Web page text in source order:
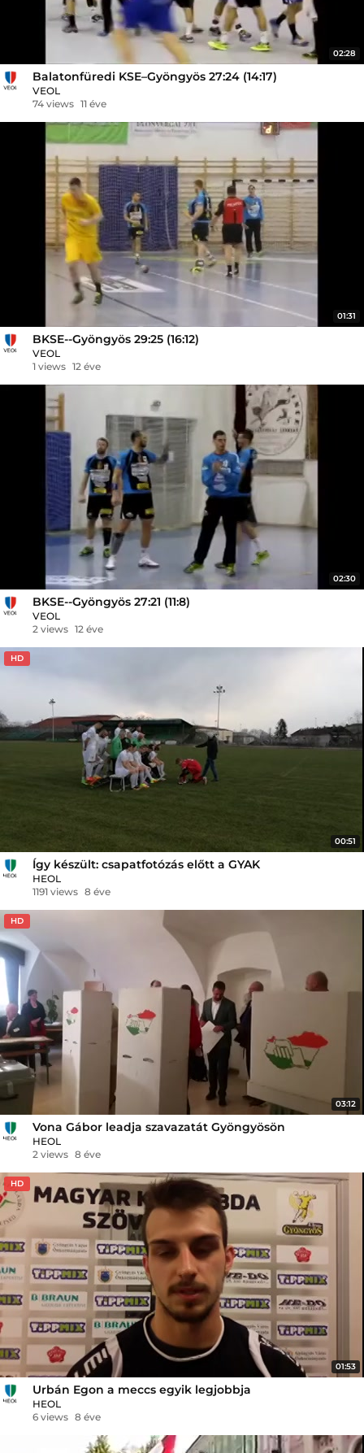
02:28
Balatonfüredi KSE–Gyöngyös 27:24 (14:17)
VEOL
74 views 11 éve
01:31
BKSE--Gyöngyös 29:25 (16:12)
VEOL
1 views 12 éve
02:30
BKSE--Gyöngyös 27:21 (11:8)
VEOL
2 views 12 éve
HD
00:51
Így készült: csapatfotózás előtt a GYAK
HEOL
1191 views 8 éve
HD
03:12
Vona Gábor leadja szavazatát Gyöngyösön
HEOL
2 views 8 éve
HD
01:53
Urbán Egon a meccs egyik legjobbja
HEOL
6 views 8 éve